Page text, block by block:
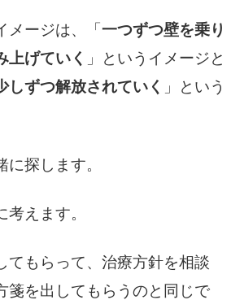
メージは、「 一つずつ壁を乗り
上げていく
」というイメージと
しずつ解放されていく
」という
探します。
えます。
てもらって、治療方針を相談
箋を出してもらうのと同じで